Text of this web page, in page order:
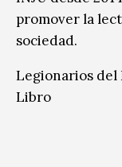
promover la
sociedad.
Legionarios del
Libro